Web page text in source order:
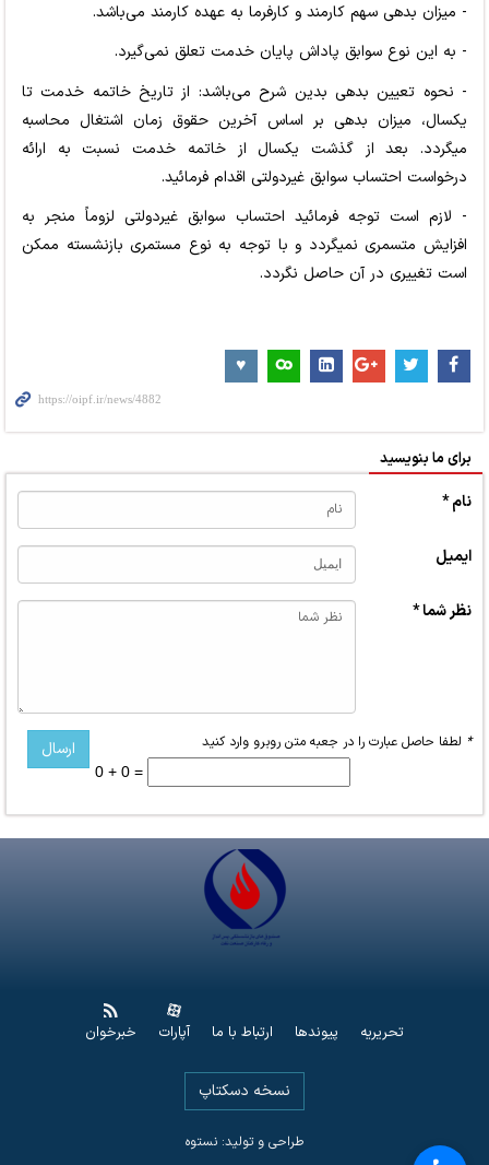
- میزان بدهی سهم کارمند و کارفرما به عهده کارمند می‌باشد.
- به این نوع سوابق پاداش پایان خدمت تعلق نمی‌گیرد.
- نحوه تعیین بدهی بدین شرح می‌باشد: از تاریخ خاتمه خدمت تا
یکسال، میزان بدهی بر اساس آخرین حقوق زمان اشتغال محاسبه
میگردد. بعد از گذشت یکسال از خاتمه خدمت نسبت به ارائه
درخواست احتساب سوابق غیردولتی اقدام فرمائید.
- لازم است توجه فرمائید احتساب سوابق غیردولتی لزوماً منجر به
افزایش متسمری نمیگردد و با توجه به نوع مستمری بازنشسته ممکن
است تغییری در آن حاصل نگردد.
برای ما بنویسید
نام *
ایمیل
نظر شما *
* لطفا حاصل عبارت را در جعبه متن روبرو وارد کنید
0 + 0 =
تحریریه پیوندها ارتباط با ما آپارات خبرخوان
نسخه دسکتاپ
طراحی و تولید: نستوه